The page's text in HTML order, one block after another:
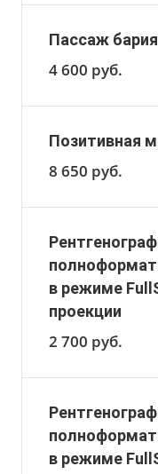
Пассаж
4 600 руб.
Позитивная
8 650 руб.
в режиме
проекции
2 700 руб.
в режиме